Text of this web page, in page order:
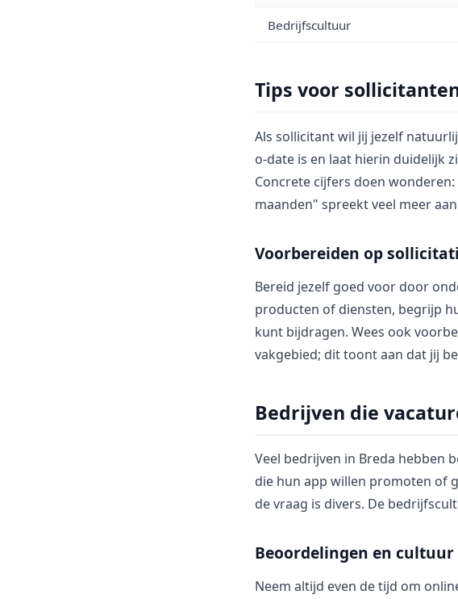
Bedrijfscultuur
Tips voor
Als sollicitant wil jij jezelf
o-date is en laat hierin duidelijk
Concrete cijfers doen
maanden" spreekt veel meer
Voorbereiden op
Bereid jezelf goed voor door
producten of diensten, begrijp
kunt bijdragen. Wees ook
vakgebied; dit toont aan dat jij
Bedrijven die
Veel bedrijven in Breda hebben
die hun app willen promoten of
de vraag is divers. De
Beoordelingen en cultuur
Neem altijd even de tijd om